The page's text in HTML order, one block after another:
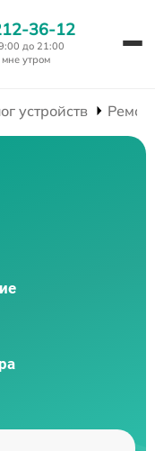
36-12
до 21:00
мне утром
устройств